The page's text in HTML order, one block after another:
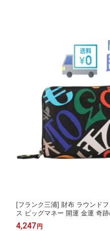
[フランク三浦] 財布 ラウンド
ス ビッグマネー 開運 金運 奇
おしゃれ 人気 機能的
4,247円